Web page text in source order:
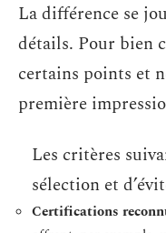
La différence se
détails. Pour bien
certains points et
première
Les critères
sélection et
Certifications